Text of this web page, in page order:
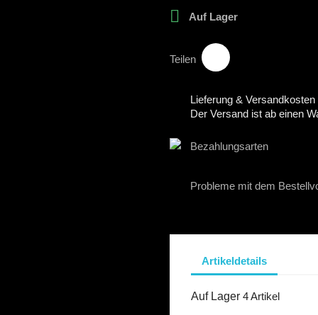
 Auf Lager
Teilen
Lieferung & Versandkosten
Der Versand ist ab einen
Bezahlungsarten
Probleme mit dem
Artikeldetails
Auf Lager 4 Artikel